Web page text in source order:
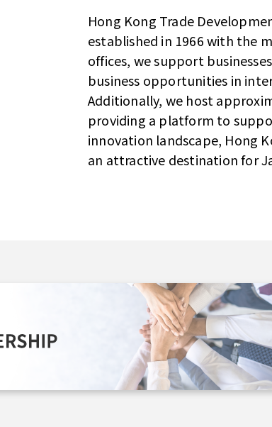
Hong Kong Trade
established in 1966 with the
offices, we support
business opportunities in
Additionally, we host
providing a platform to
innovation landscape, Hong
an attractive destination for